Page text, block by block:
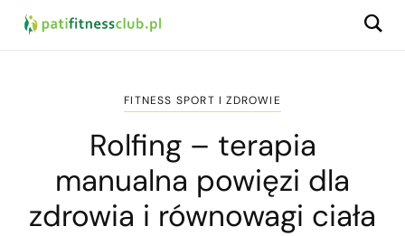
FITNESS SPORT I ZDROWIE
Rolfing – terapia
manualna powięzi dla
zdrowia i równowagi ciała